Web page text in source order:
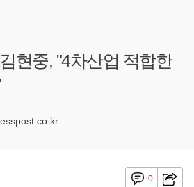
현중, "4차산업 적합한
0